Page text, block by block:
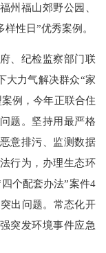
州福山郊野公园、
性日”优秀案例。
、纪检监察部门联
大力气解决群众“家
例，今年正联合住
题。坚持用最严格
意排污、监测数据
行为，办理生态环
个配套办法”案件4
出问题。常态化开
突发环境事件应急